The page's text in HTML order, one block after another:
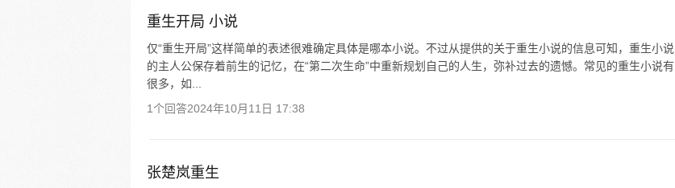
重生开局 小说
仅“重生开局”这样简单的表述很难确定具体是哪本小说。不过从提供的关于重生小说的信息可知，重生小说
的主人公保存着前生的记忆，在“第二次生命”中重新规划自己的人生，弥补过去的遗憾。常见的重生小说有
很多，如...
1个回答2024年10月11日 17:38
张楚岚重生